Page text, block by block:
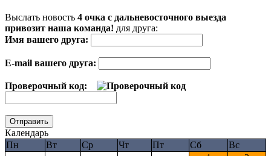
Выслать новость 4 очка с дальневосточного выезда
привозит наша команда! для друга:
Имя вашего друга:
E-mail вашего друга:
Проверочный код:
Календарь
Пн
Вт Ср Чт Пт Сб
Вс